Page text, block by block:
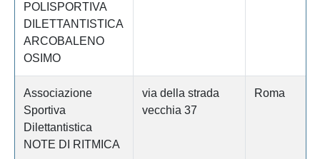
POLISPORTIVA
DILETTANTISTICA
ARCOBALENO
OSIMO
Associazione
Sportiva
Dilettantistica
NOTE DI RITMICA
via della strada
vecchia 37
Roma